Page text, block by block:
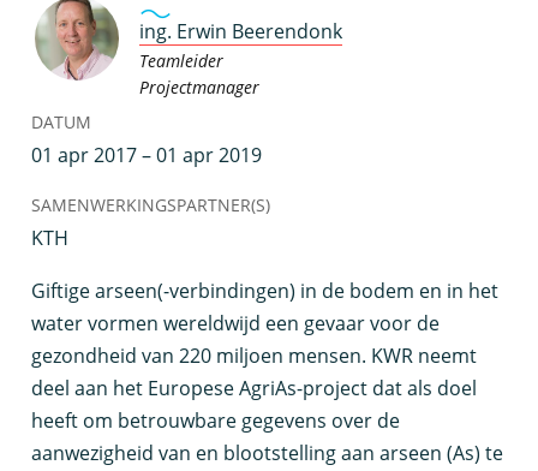
Giftige arseen(-verbindingen) in de bodem en in het
water vormen wereldwijd een gevaar voor de
gezondheid van 220 miljoen mensen. KWR neemt
deel aan het Europese AgriAs-project dat als doel
heeft om betrouwbare gegevens over de
aanwezigheid van en blootstelling aan arseen (As) te
ing. Erwin Beerendonk
Teamleider
Projectmanager
DATUM
01 apr 2017 – 01 apr 2019
SAMENWERKINGSPARTNER(S)
KTH